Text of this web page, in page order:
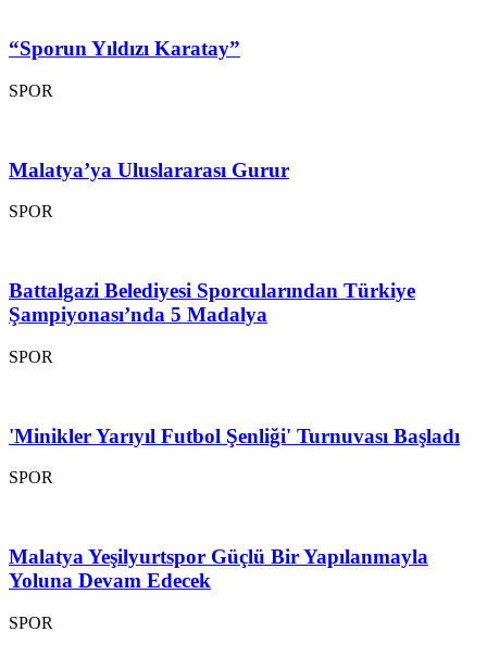
“Sporun Yıldızı Karatay”
SPOR
Malatya’ya Uluslararası Gurur
SPOR
Battalgazi Belediyesi Sporcularından Türkiye
Şampiyonası’nda 5 Madalya
SPOR
'Minikler Yarıyıl Futbol Şenliği' Turnuvası Başladı
SPOR
Malatya Yeşilyurtspor Güçlü Bir Yapılanmayla
Yoluna Devam Edecek
SPOR